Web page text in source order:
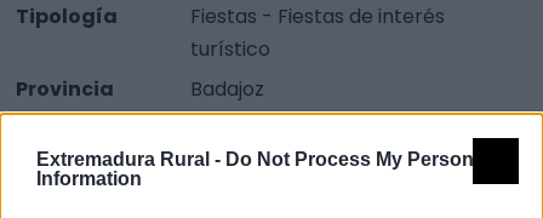
Extremadura Rural - Do Not Process My Personal
Information
Tipología
Fiestas - Fiestas de interés
turístico
Provincia
Badajoz
Municipio
Monesterio